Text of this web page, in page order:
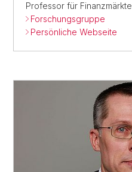
Professor für Finanzmärkte
Forschungsgruppe
Persönliche Webseite